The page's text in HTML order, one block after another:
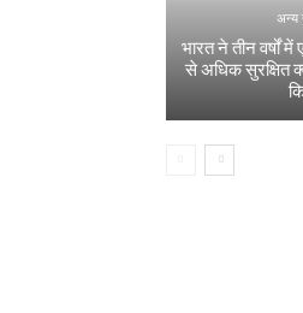
अन्य
भारत ने तीन वर्षों
से अधिक सुरक्षित